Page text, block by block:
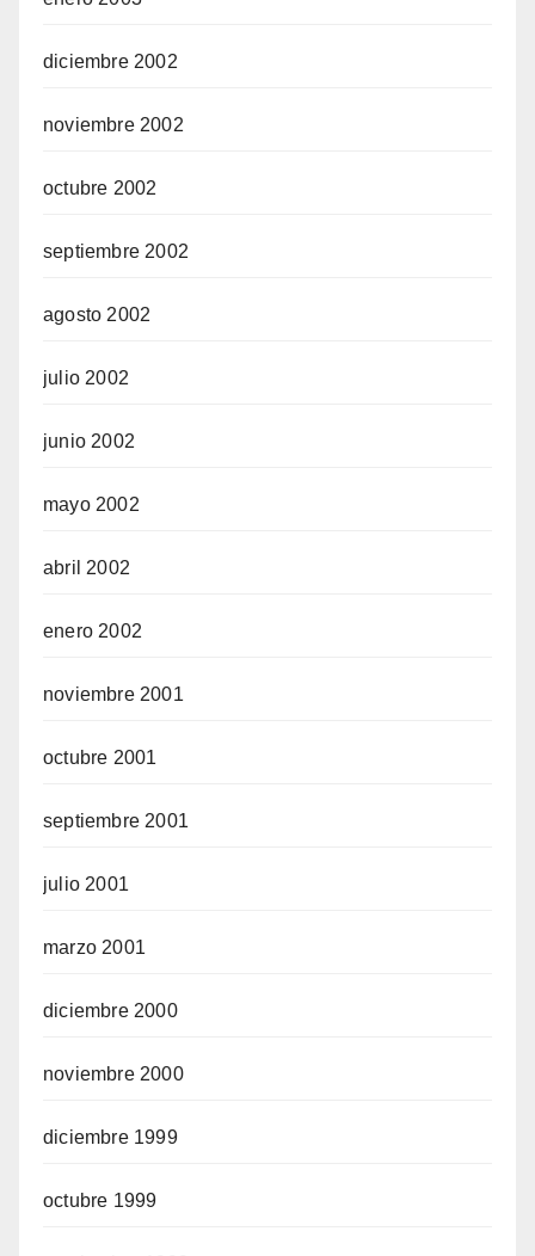
diciembre 2002
noviembre 2002
octubre 2002
septiembre 2002
agosto 2002
julio 2002
junio 2002
mayo 2002
abril 2002
enero 2002
noviembre 2001
octubre 2001
septiembre 2001
julio 2001
marzo 2001
diciembre 2000
noviembre 2000
diciembre 1999
octubre 1999